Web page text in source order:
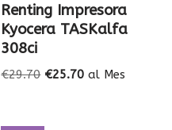
Renting Impresora
Kyocera TASKalfa
308ci
€29.70 €25.70 al Mes